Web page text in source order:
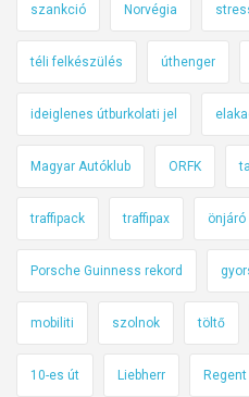
szankció Norvégia
téli felkészülés úthenger
ideiglenes útburkolati jel
Magyar Autóklub ORFK
traffipack traffipax
Porsche Guinness rekord
mobiliti szolnok töltő
10-es út Liebherr Regent